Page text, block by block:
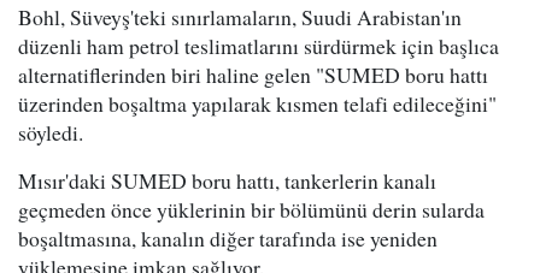
Bohl, Süveyş'teki sınırlamaların, Suudi Arabistan'ın
düzenli ham petrol teslimatlarını sürdürmek için başlıca
alternatiflerinden biri haline gelen "SUMED boru hattı
üzerinden boşaltma yapılarak kısmen telafi edileceğini"
söyledi.
Mısır'daki SUMED boru hattı, tankerlerin kanalı
geçmeden önce yüklerinin bir bölümünü derin sularda
boşaltmasına, kanalın diğer tarafında ise yeniden
yüklemesine imkan sağlıyor.